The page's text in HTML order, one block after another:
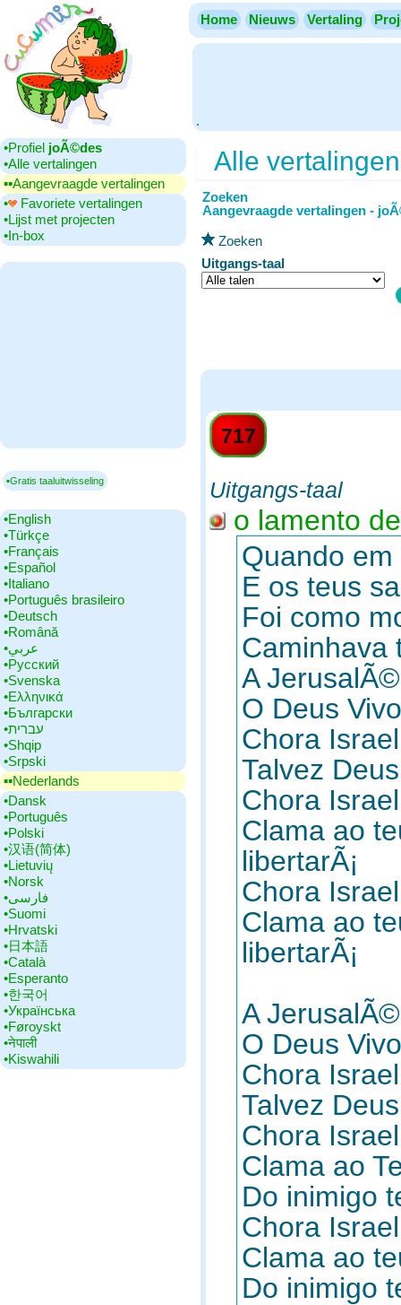
Home Nieuws Vertaling
.
•‎Profiel joÃ©des
•‎Alle vertalingen
▪▪‎Aangevraagde vertalingen
•‎
Favoriete vertalingen
•‎Lijst met projecten
•‎In-box
▪Gratis taaluitwisseling
•‎English
•‎Türkçe
•‎Français
•‎Español
•‎Italiano
•‎Português brasileiro
•‎Deutsch
•‎Română
•‎عربي
•‎Русский
•‎Svenska
•‎Ελληνικά
•‎Български
•‎עברית
•‎Shqip
•‎Srpski
▪▪‎Nederlands
•‎Dansk
•‎Português
•‎Polski
•‎汉语(简体)
•‎Lietuvių
•‎Norsk
•‎فارسی
•‎Suomi
•‎Hrvatski
•‎日本語
•‎Català
•‎Esperanto
•‎한국어
•‎Українська
•‎Føroyskt
•‎नेपाली
•‎Kiswahili
Alle vertalingen
Zoeken
Aangevraagde vertalingen -
Zoeken
Uitgangs-taal
717
Uitgangs-taal
o lamento
Quando
E os teus
Foi como
Caminhava
A
O Deus
Chora
Talvez
Chora
Clama ao
libertarÃ¡
Chora
Clama ao
libertarÃ¡
A
O Deus
Chora
Talvez
Chora
Clama ao
Do inimigo
Chora
Clama ao
Do inimigo